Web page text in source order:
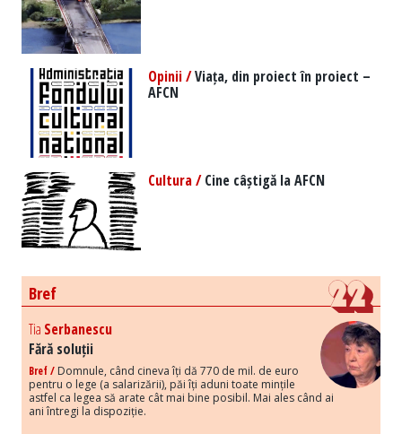
Opinii /Viața, din proiect în proiect –
AFCN
Cultura /Cine câștigă la AFCN
Bref
Tia Serbanescu
Fără soluții
Bref / Domnule, când cineva îți dă 770 de mil. de euro
pentru o lege (a salarizării), păi îți aduni toate mințile
astfel ca legea să arate cât mai bine posibil. Mai ales când ai
ani întregi la dispoziție.